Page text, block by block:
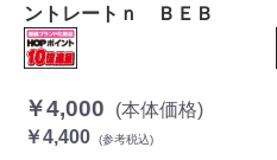
ントレートｎ ＢＥＢ
￥4,000
(本体価格)
￥4,400
(参考税込)